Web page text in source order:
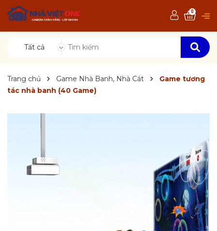
Tất cả
0
Trang chủ Game Nhà Banh, Nhà Cát
Game tương
tác nhà banh (40 Game)